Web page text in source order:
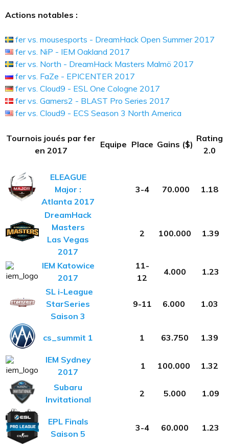
Actions notables :
fer vs. mousesports - DreamHack Open Summer 2017
fer vs. NiP - IEM Oakland 2017
fer vs. North - DreamHack Masters Malmö 2017
fer vs. FaZe - EPICENTER 2017
fer vs. Cloud9 - ESL One Cologne 2017
fer vs. Gamers2 - BLAST Pro Series 2017
fer vs. Cloud9 - ECS Season 3 North America
Tournois joués par fer
en 2017
Equipe Place Gains ($)
Rating
2.0
ELEAGUE
Major :
Atlanta 2017
3-4 70.000 1.18
DreamHack
Masters
Las Vegas
2017
2 100.000 1.39
IEM Katowice
2017
11-
12
4.000
1.23
SL i-League
StarSeries
Saison 3
9-11 6.000 1.03
cs_summit 1 1 63.750 1.39
IEM Sydney
2017
1 100.000 1.32
Subaru
Invitational
2 5.000 1.09
EPL Finals
Saison 5
3-4 60.000 1.23